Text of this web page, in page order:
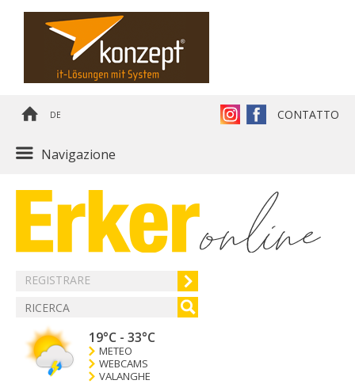
DE CONTATTO
Navigazione
REGISTRARE
19°C - 33°C
METEO
WEBCAMS
VALANGHE